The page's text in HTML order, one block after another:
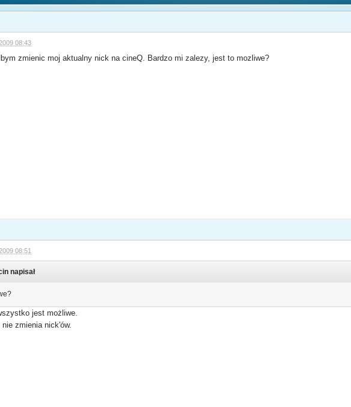
08:43
zmienic moj aktualny nick na cineQ. Bardzo mi zalezy, jest to mozliwe?
08:51
napisał
jest możliwe.
zmienia nick'ów.